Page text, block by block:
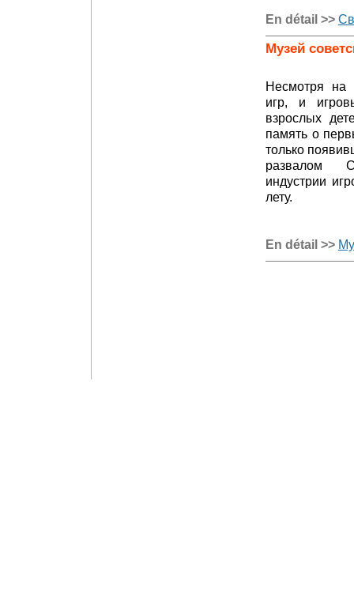
En détail >>
Музей
Несмотря на
игр, и
взрослых
память о
только
развалом
индустрии
лету.
En détail >>